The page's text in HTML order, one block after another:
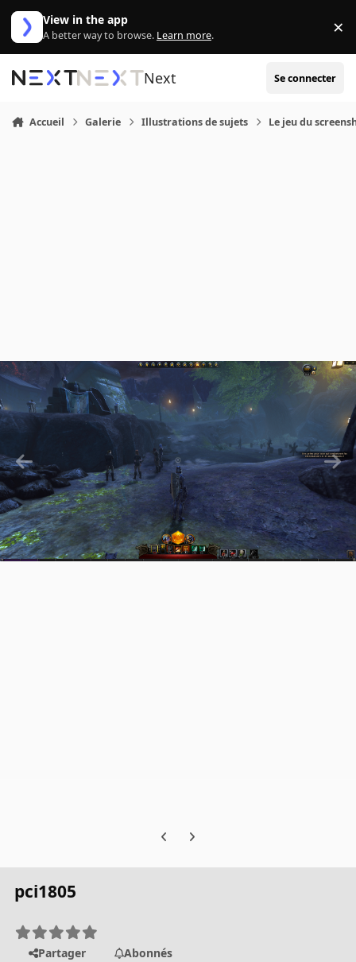
Aller au contenu
View in the app
A better way to browse. Learn more. ×
Next Se connecter
Accueil Galerie Illustrations de sujets Le jeu du
Previous carousel slide
Next carousel slide
pci1805
Partager
Abonnés